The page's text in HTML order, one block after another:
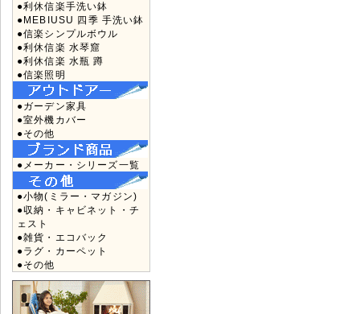
●利休信楽手洗い鉢
●MEBIUSU 四季 手洗い鉢
●信楽シンプルボウル
●利休信楽 水琴窟
●利休信楽 水瓶 蹲
●信楽照明
●ガーデン家具
●室外機カバー
●その他
●メーカー・シリーズ一覧
●小物(ミラー・マガジン)
●収納・キャビネット・チ
ェスト
●雑貨・エコバック
●ラグ・カーペット
●その他